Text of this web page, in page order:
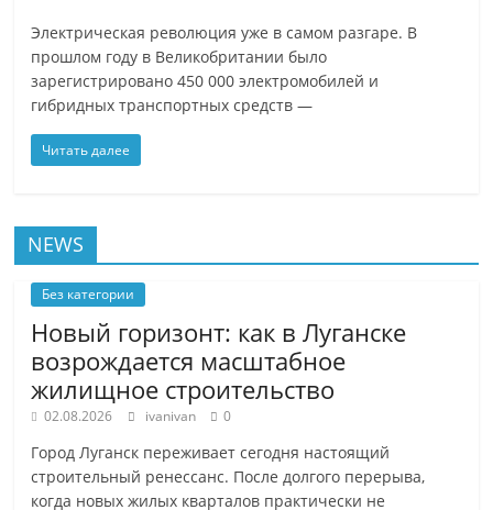
Электрическая революция уже в самом разгаре. В
прошлом году в Великобритании было
зарегистрировано 450 000 электромобилей и
гибридных транспортных средств —
Читать далее
NEWS
Без категории
Новый горизонт: как в Луганске
возрождается масштабное
жилищное строительство
02.08.2026 ivanivan 0
Город Луганск переживает сегодня настоящий
строительный ренессанс. После долгого перерыва,
когда новых жилых кварталов практически не